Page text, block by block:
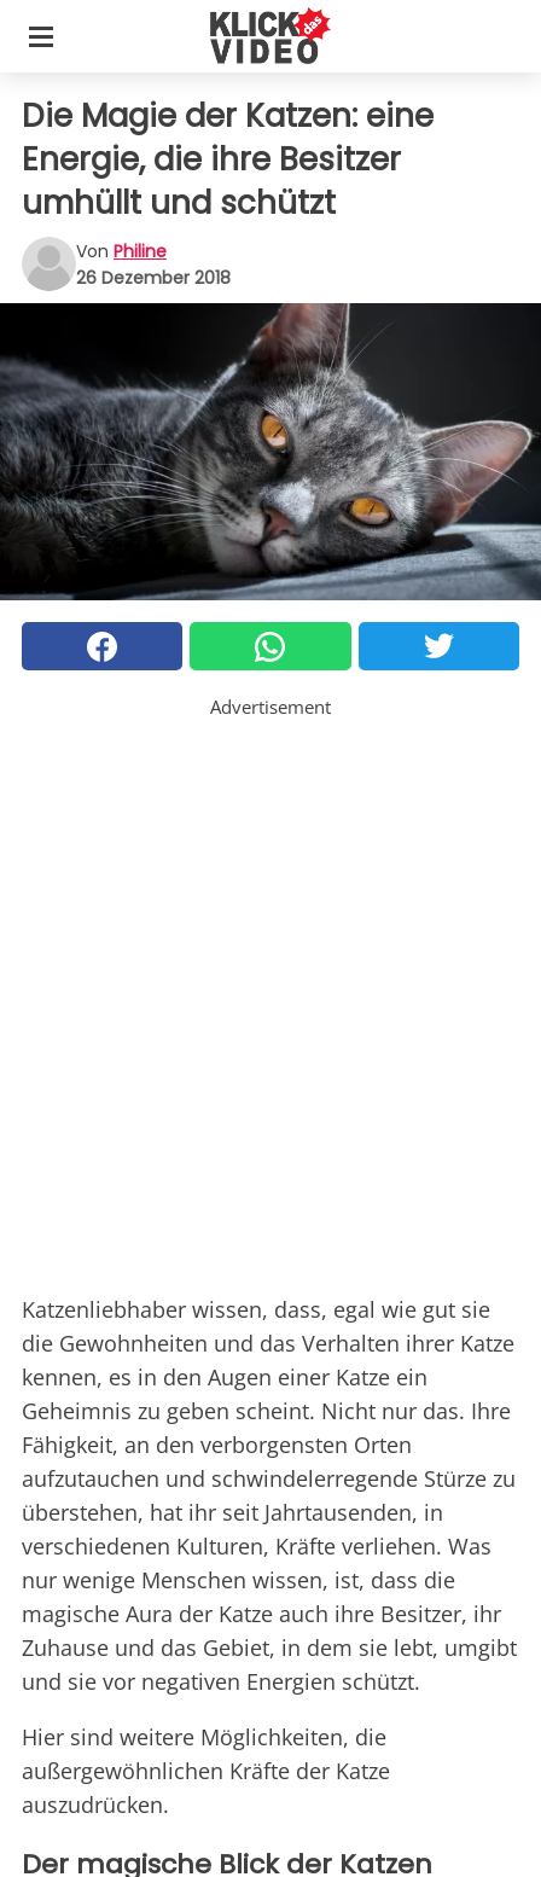
Die Magie der Katzen: eine
Energie, die ihre Besitzer
umhüllt und schützt
Von Philine
26 Dezember 2018
Advertisement
Katzenliebhaber wissen, dass, egal wie gut sie
die Gewohnheiten und das Verhalten ihrer Katze
kennen, es in den Augen einer Katze ein
Geheimnis zu geben scheint. Nicht nur das. Ihre
Fähigkeit, an den verborgensten Orten
aufzutauchen und schwindelerregende Stürze zu
überstehen, hat ihr seit Jahrtausenden, in
verschiedenen Kulturen, Kräfte verliehen. Was
nur wenige Menschen wissen, ist, dass die
magische Aura der Katze auch ihre Besitzer, ihr
Zuhause und das Gebiet, in dem sie lebt, umgibt
und sie vor negativen Energien schützt.
Hier sind weitere Möglichkeiten, die
außergewöhnlichen Kräfte der Katze
auszudrücken.
Der magische Blick der Katzen